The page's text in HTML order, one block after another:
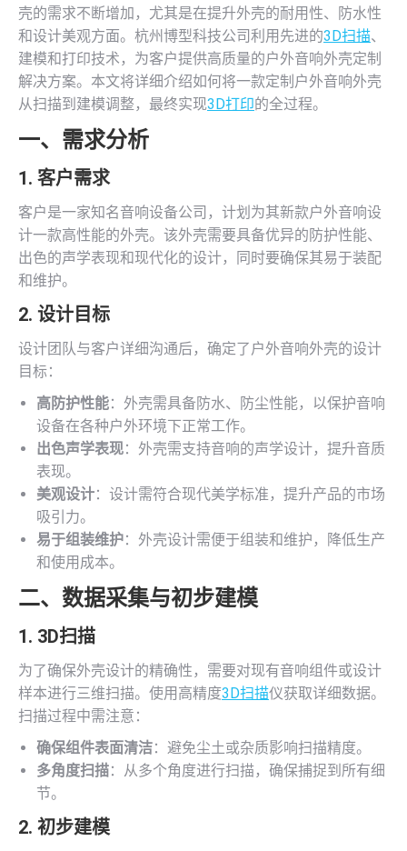
壳的需求不断增加，尤其是在提升外壳的耐用性、防水性
和设计美观方面。杭州博型科技公司利用先进的3D扫描、
建模和打印技术，为客户提供高质量的户外音响外壳定制
解决方案。本文将详细介绍如何将一款定制户外音响外壳
从扫描到建模调整，最终实现3D打印的全过程。
一、需求分析
1. 客户需求
客户是一家知名音响设备公司，计划为其新款户外音响设
计一款高性能的外壳。该外壳需要具备优异的防护性能、
出色的声学表现和现代化的设计，同时要确保其易于装配
和维护。
2. 设计目标
设计团队与客户详细沟通后，确定了户外音响外壳的设计
目标：
高防护性能：外壳需具备防水、防尘性能，以保护音响
设备在各种户外环境下正常工作。
出色声学表现：外壳需支持音响的声学设计，提升音质
表现。
美观设计：设计需符合现代美学标准，提升产品的市场
吸引力。
易于组装维护：外壳设计需便于组装和维护，降低生产
和使用成本。
二、数据采集与初步建模
1. 3D扫描
为了确保外壳设计的精确性，需要对现有音响组件或设计
样本进行三维扫描。使用高精度3D扫描仪获取详细数据。
扫描过程中需注意：
确保组件表面清洁：避免尘土或杂质影响扫描精度。
多角度扫描：从多个角度进行扫描，确保捕捉到所有细
节。
2. 初步建模